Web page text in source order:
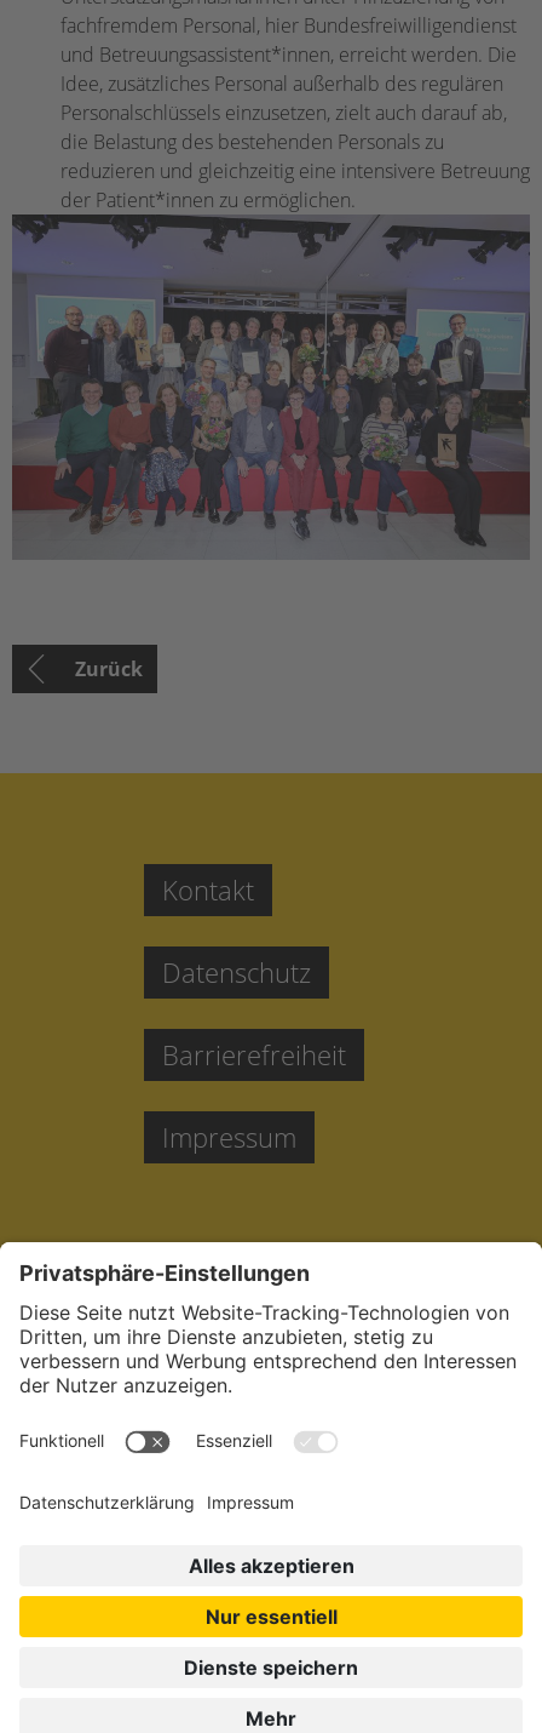
fachfremdem Personal, hier Bundesfreiwilligendienst
und Betreuungsassistent*innen, erreicht werden. Die
Idee, zusätzliches Personal außerhalb des regulären
Personalschlüssels einzusetzen, zielt auch darauf ab,
die Belastung des bestehenden Personals zu
reduzieren und gleichzeitig eine intensivere Betreuung
der Patient*innen zu ermöglichen.
Zurück
Kontakt
Datenschutz
Barrierefreiheit
Impressum
Jetzt bewerben:
in der Pflege in
München.
Dein sozialstes Netzwerk.